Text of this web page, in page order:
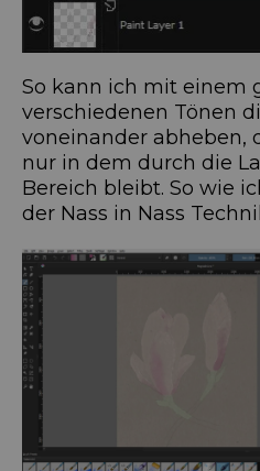
So kann ich mit einem
verschiedenen Tönen
voneinander abheben,
nur in dem durch die
Bereich bleibt. So wie
der Nass in Nass